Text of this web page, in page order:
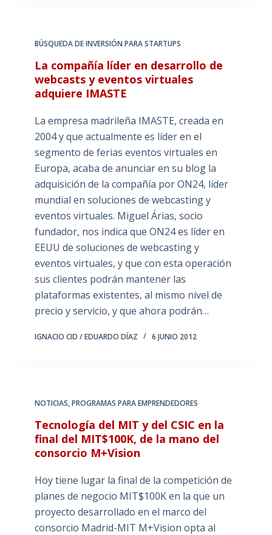
BÚSQUEDA DE INVERSIÓN PARA STARTUPS
La compañía líder en desarrollo de
webcasts y eventos virtuales
adquiere IMASTE
La empresa madrileña IMASTE, creada en
2004 y que actualmente es líder en el
segmento de ferias eventos virtuales en
Europa, acaba de anunciar en su blog la
adquisición de la compañía por ON24, líder
mundial en soluciones de webcasting y
eventos virtuales. Miguel Árias, socio
fundador, nos indica que ON24 es líder en
EEUU de soluciones de webcasting y
eventos virtuales, y que con esta operación
sus clientes podrán mantener las
plataformas existentes, al mismo nivel de
precio y servicio, y que ahora podrán…
IGNACIO CID / EDUARDO DÍAZ 6 JUNIO 2012
NOTICIAS,PROGRAMAS PARA EMPRENDEDORES
Tecnología del MIT y del CSIC en la
final del MIT$100K, de la mano del
consorcio M+Vision
Hoy tiene lugar la final de la competición de
planes de negocio MIT$100K en la que un
proyecto desarrollado en el marco del
consorcio Madrid-MIT M+Vision opta al